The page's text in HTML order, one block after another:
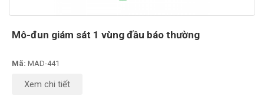
Mô-đun giám sát 1 vùng đầu báo thường
Mã: MAD-441
Xem chi tiết